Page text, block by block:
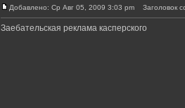
Добавлено: Ср Авг 05, 2009 3:03 pm Заголовок
Заебательская реклама касперского